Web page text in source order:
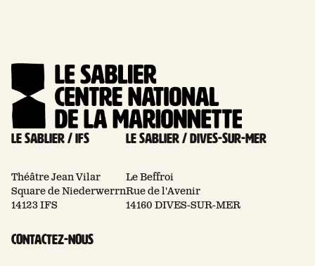
Le Sablier / Ifs
Théâtre Jean Vilar
Square de Niederwerrn
14123 IFS
Le Sablier / Dives-sur-mer
Le Beffroi
Rue de l'Avenir
14160 DIVES-SUR-MER
Contactez-nous